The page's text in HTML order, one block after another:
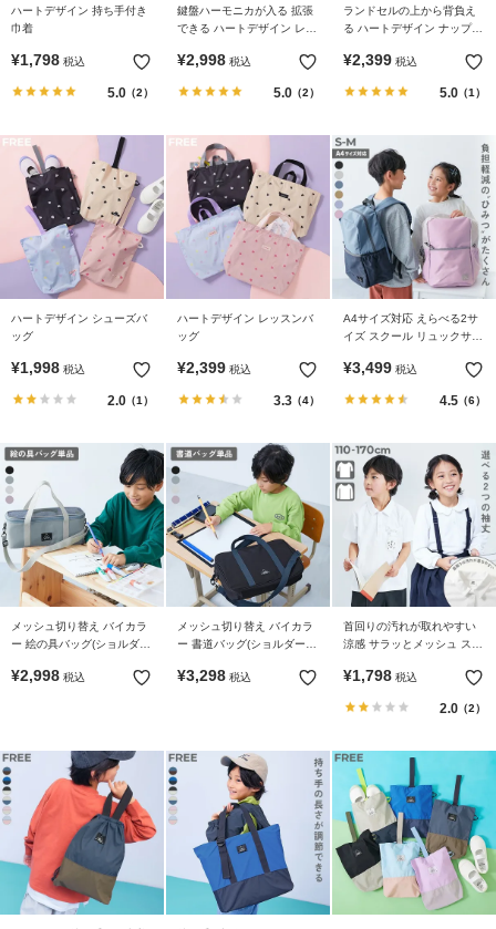
ハートデザイン 持ち手付き
巾着
¥1,798 税込
5.0（2）
鍵盤ハーモニカが入る 拡張
できる ハートデザイン レッ
¥2,998 税込
5.0（2）
ランドセルの上から背負え
る ハートデザイン ナップサ
¥2,399 税込
5.0（1）
ハートデザイン シューズバ
ッグ
¥1,998 税込
2.0（1）
ハートデザイン レッスンバ
ッグ
¥2,399 税込
3.3（4）
A4サイズ対応 えらべる2サ
イズ スクール リュックサッ
¥3,499 税込
4.5（6）
メッシュ切り替え バイカラ
ー 絵の具バッグ(ショルダー
¥2,998 税込
メッシュ切り替え バイカラ
ー 書道バッグ(ショルダース
¥3,298 税込
首回りの汚れが取れやすい
涼感 サラッとメッシュ スク
¥1,798 税込
2.0（2）